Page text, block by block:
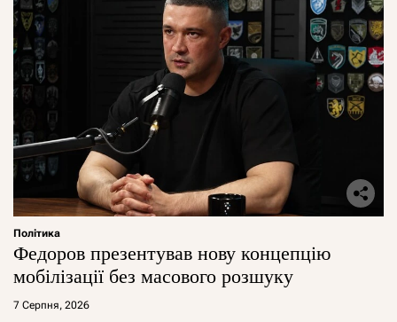
Політика
Федоров презентував нову концепцію
мобілізації без масового розшуку
7 Серпня, 2026